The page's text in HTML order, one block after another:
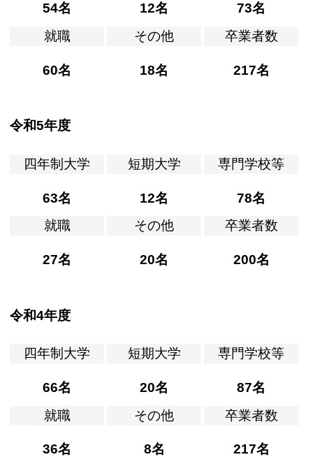
54名 12名
73名
就職
60名
その他
18名
卒業者数
217名
令和5年度
四年制大学
63名
短期大学
12名
専門学校等
78名
就職
27名
その他
20名
卒業者数
200名
令和4年度
四年制大学
66名
短期大学
20名
専門学校等
87名
就職
36名
その他
8名
卒業者数
217名